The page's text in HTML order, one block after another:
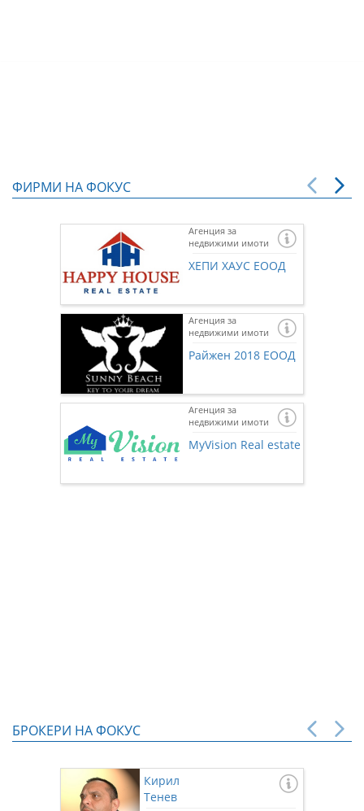
ФИРМИ НА ФОКУС
Агенция за
недвижими имоти
ХЕПИ ХАУС ЕООД
Агенция за
недвижими имоти
Райжен 2018 ЕООД
Агенция за
недвижими имоти
MyVision Real estate
БРОКЕРИ НА ФОКУС
Кирил
Тенев